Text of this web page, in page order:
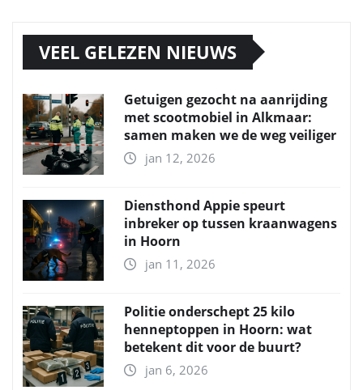
VEEL GELEZEN NIEUWS
Getuigen gezocht na aanrijding
met scootmobiel in Alkmaar:
samen maken we de weg veiliger
jan 12, 2026
Diensthond Appie speurt
inbreker op tussen kraanwagens
in Hoorn
jan 11, 2026
Politie onderschept 25 kilo
henneptoppen in Hoorn: wat
betekent dit voor de buurt?
jan 6, 2026